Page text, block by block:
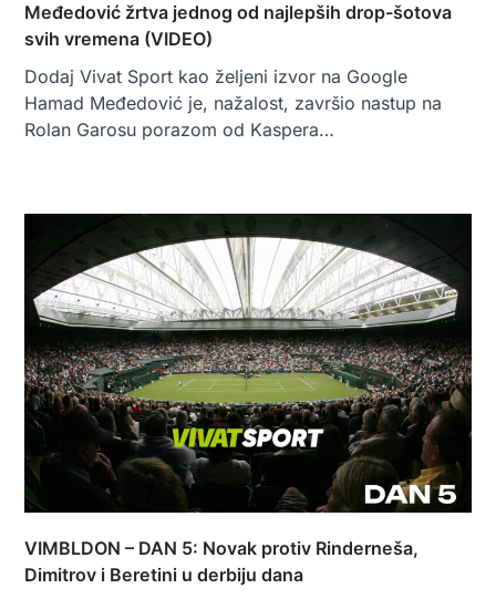
Međedović žrtva jednog od najlepših drop-šotova
svih vremena (VIDEO)
Dodaj Vivat Sport kao željeni izvor na Google
Hamad Međedović je, nažalost, završio nastup na
Rolan Garosu porazom od Kaspera…
VIMBLDON – DAN 5: Novak protiv Rinderneša,
Dimitrov i Beretini u derbiju dana